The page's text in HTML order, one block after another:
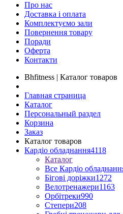
Про нас
Доставка і оплата
Комплектуємо зали
Повернення товару
Поради
Оферта
Контакти
Bhfitness | Каталог товаров
Главная страница
Каталог
Персональный раздел
Корзина
Заказ
Каталог товаров
Кардіо обладнання4118
Каталог
Все Кардіо
Бігові доріжки1272
Велотренажери1163
Орбітреки990
Степери208